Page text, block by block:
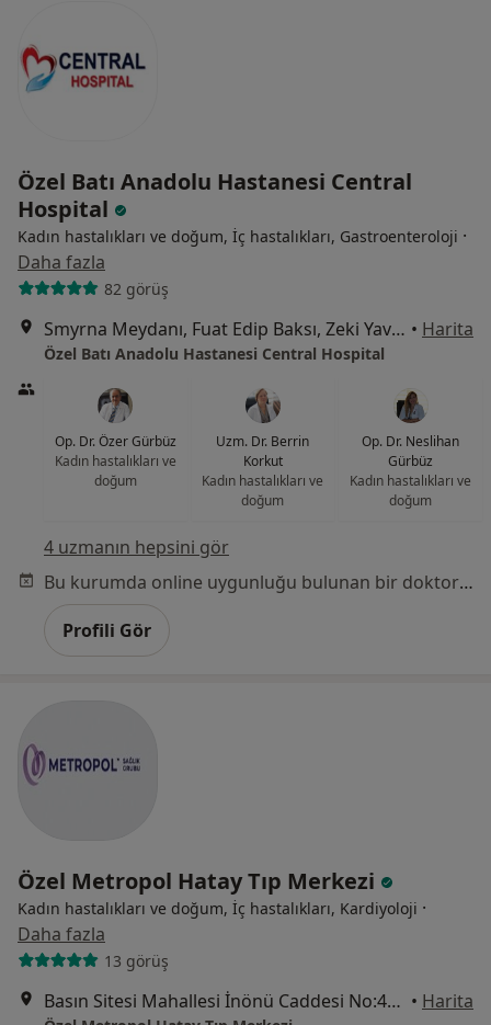
Özel Batı Anadolu Hastanesi Central
Hospital
Kadın hastalıkları ve doğum, İç hastalıkları, Gastroenteroloji ·
Daha fazla
82 görüş
Smyrna Meydanı, Fuat Edip Baksı, Zeki Yavaş Sk. No: 2 D:2,, Bayraklı • Harita
Özel Batı Anadolu Hastanesi Central Hospital
Op. Dr. Özer Gürbüz
Kadın hastalıkları ve
doğum
Uzm. Dr. Berrin
Korkut
Kadın hastalıkları ve
doğum
Op. Dr. Neslihan
Gürbüz
Kadın hastalıkları ve
doğum
4 uzmanın hepsini gör
Bu kurumda online uygunluğu bulunan bir doktor veya uzman bulunamadı
Profili Gör
Özel Metropol Hatay Tıp Merkezi
Kadın hastalıkları ve doğum, İç hastalıkları, Kardiyoloji ·
Daha fazla
13 görüş
Basın Sitesi Mahallesi İnönü Caddesi No:471/A , İzmir, Karabağlar • Harita